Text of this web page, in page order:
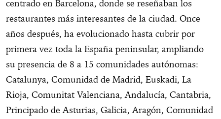
centrado en Barcelona, donde se reseñaban los
restaurantes más interesantes de la ciudad. Once
años después, ha evolucionado hasta cubrir por
primera vez toda la España peninsular, ampliando
su presencia de 8 a 15 comunidades autónomas:
Catalunya, Comunidad de Madrid, Euskadi, La
Rioja, Comunitat Valenciana, Andalucía, Cantabria,
Principado de Asturias, Galicia, Aragón, Comunidad